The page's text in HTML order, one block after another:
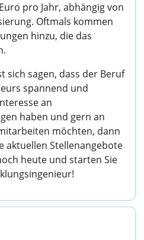
pro Jahr, abhängig von
Oftmals kommen
hinzu, die das
sich sagen, dass der Beruf
spannend und
an
haben und gern an
möchten, dann
aktuellen Stellenangebote
heute und starten Sie